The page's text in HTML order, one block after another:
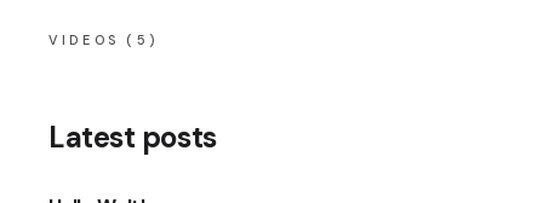
VIDEOS (5)
Latest posts